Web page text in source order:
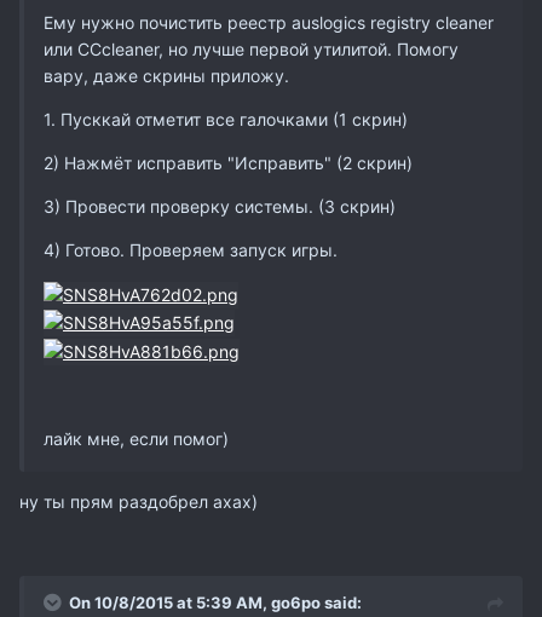
Ему нужно почистить реестр auslogics registry cleaner
или CCcleaner, но лучше первой утилитой. Помогу
вару, даже скрины приложу.
1. Пусккай отметит все галочками (1 скрин)
2) Нажмёт исправить "Исправить" (2 скрин)
3) Провести проверку системы. (3 скрин)
4) Готово. Проверяем запуск игры.
лайк мне, если помог)
ну ты прям раздобрел ахах)
On 10/8/2015 at 5:39 AM, go6posaid: